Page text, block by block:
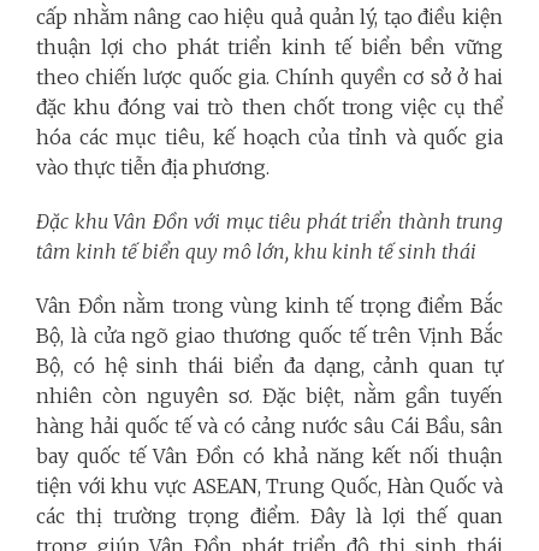
cấp nhằm nâng cao hiệu quả quản lý, tạo điều kiện
thuận lợi cho phát triển kinh tế biển bền vững
theo chiến lược quốc gia. Chính quyền cơ sở ở hai
đặc khu đóng vai trò then chốt trong việc cụ thể
hóa các mục tiêu, kế hoạch của tỉnh và quốc gia
vào thực tiễn địa phương.
Đặc khu Vân Đồn với mục tiêu phát triển thành trung
tâm kinh tế biển quy mô lớn, khu kinh tế sinh thái
Vân Đồn nằm trong vùng kinh tế trọng điểm Bắc
Bộ, là cửa ngõ giao thương quốc tế trên Vịnh Bắc
Bộ, có hệ sinh thái biển đa dạng, cảnh quan tự
nhiên còn nguyên sơ. Đặc biệt, nằm gần tuyến
hàng hải quốc tế và có cảng nước sâu Cái Bầu, sân
bay quốc tế Vân Đồn có khả năng kết nối thuận
tiện với khu vực ASEAN, Trung Quốc, Hàn Quốc và
các thị trường trọng điểm. Đây là lợi thế quan
trọng giúp Vân Đồn phát triển đô thị sinh thái